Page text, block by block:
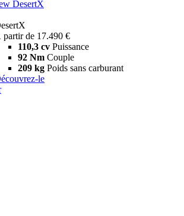
DesertX
partir de 17.490 €
110,3 cv Puissance
92 Nm Couple
209 kg Poids sans carburant
le